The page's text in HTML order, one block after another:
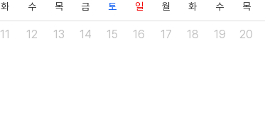
화
11
수
12
목
13
금
14
토
15
일
16
월
17
화
18
수
19
목
20